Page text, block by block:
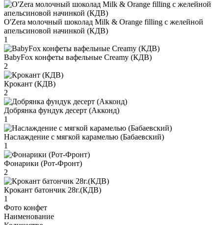
O'Zera молочный шоколад Milk & Orange filling с желейной
апельсиновой начинкой (КДВ)
1
BabyFox конфеты вафельные Creamy (КДВ)
2
Крокант (КДВ)
2
Добрянка фундук десерт (Акконд)
1
Наслаждение с мягкой карамелью (Бабаевский)
1
Фонарики (Рот-Фронт)
2
Крокант батончик 28г.(КДВ)
1
Фото конфет
Наименование